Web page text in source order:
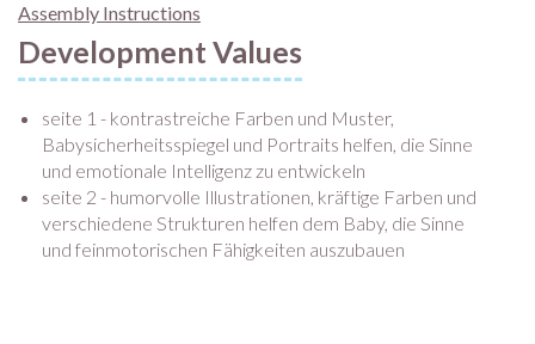
Assembly Instructions
Development Values
seite 1 - kontrastreiche Farben und Muster,
Babysicherheitsspiegel und Portraits helfen, die Sinne
und emotionale Intelligenz zu entwickeln
seite 2 - humorvolle Illustrationen, kräftige Farben und
verschiedene Strukturen helfen dem Baby, die Sinne
und feinmotorischen Fähigkeiten auszubauen